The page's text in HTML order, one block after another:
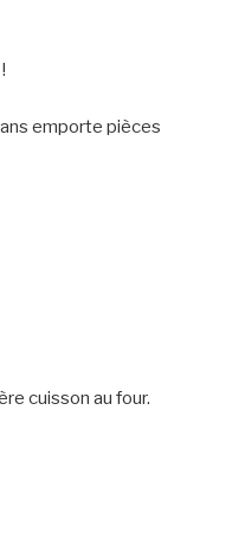
emporte pièces
cuisson au four.